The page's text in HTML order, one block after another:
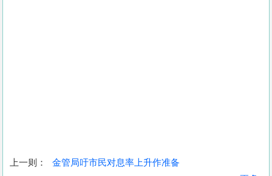
上一则：
金管局吁市民对息率上升作准备